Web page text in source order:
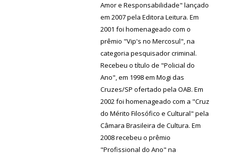
Amor e Responsabilidade" lançado
em 2007 pela Editora Leitura. Em
2001 foi homenageado com o
prêmio "Vip's no Mercosul", na
categoria pesquisador criminal.
Recebeu o título de "Policial do
Ano", em 1998 em Mogi das
Cruzes/SP ofertado pela OAB. Em
2002 foi homenageado com a "Cruz
do Mérito Filosófico e Cultural" pela
Câmara Brasileira de Cultura. Em
2008 recebeu o prêmio
"Profissional do Ano" na